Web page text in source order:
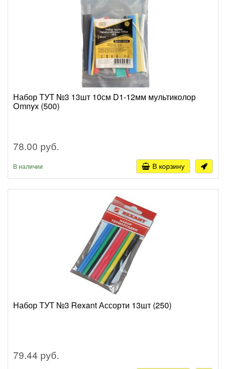
Набор ТУТ №3 13шт 10см D1-12мм мультиколор
Omnyx (500)
78.00 руб.
В наличии В корзину
Набор ТУТ №3 Rexant Ассорти 13шт (250)
79.44 руб.